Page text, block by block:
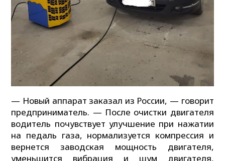
— Новый аппарат заказал из России, — говорит
предприниматель. — После очистки двигателя
водитель почувствует улучшение при нажатии
на педаль газа, нормализуется компрессия и
вернется заводская мощность двигателя,
уменьшится вибрация и шум двигателя,